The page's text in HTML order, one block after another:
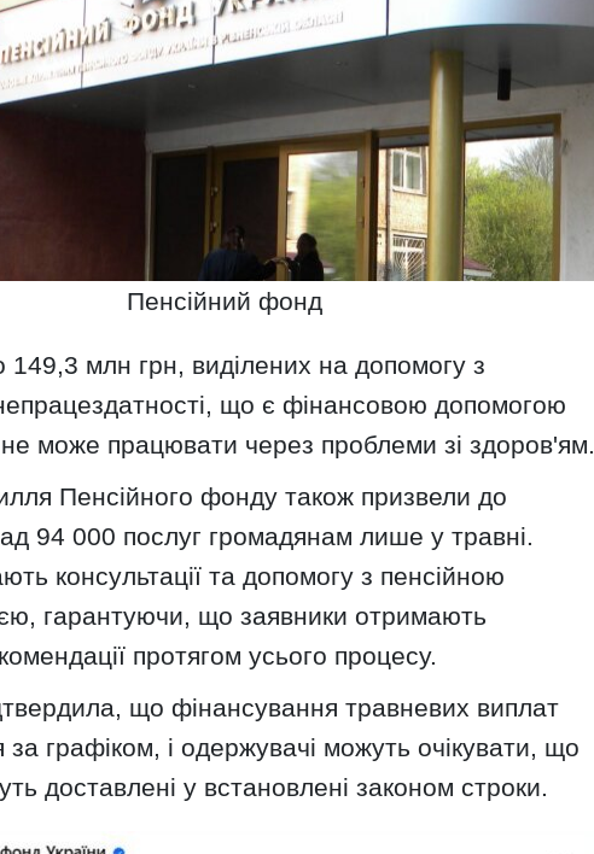
Пенсійний фонд
млн грн, виділених на допомогу з
що є фінансовою допомогою
може працювати через проблеми зі здоров'ям.
Пенсійного фонду також призвели до
94 000 послуг громадянам лише у травні.
консультації та допомогу з пенсійною
гарантуючи, що заявники отримають
протягом усього процесу.
що фінансування травневих виплат
за графіком, і одержувачі можуть очікувати, що
доставлені у встановлені законом строки.